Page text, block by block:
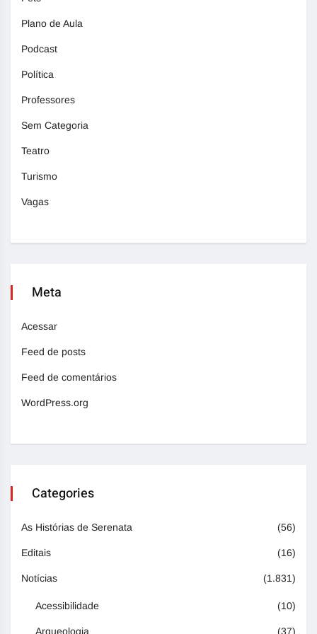
Plano de Aula
Podcast
Política
Professores
Sem Categoria
Teatro
Turismo
Vagas
Meta
Acessar
Feed de posts
Feed de comentários
WordPress.org
Categories
As Histórias de Serenata (56)
Editais (16)
Notícias (1.831)
Acessibilidade (10)
Arqueologia (37)